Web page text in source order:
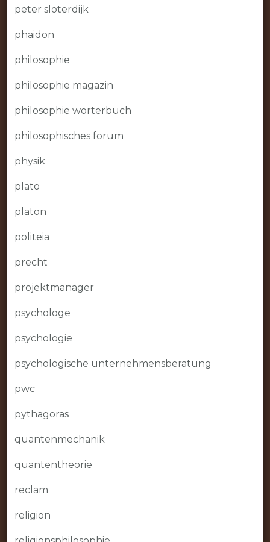
peter sloterdijk
phaidon
philosophie
philosophie magazin
philosophie wörterbuch
philosophisches forum
physik
plato
platon
politeia
precht
projektmanager
psychologe
psychologie
psychologische unternehmensberatung
pwc
pythagoras
quantenmechanik
quantentheorie
reclam
religion